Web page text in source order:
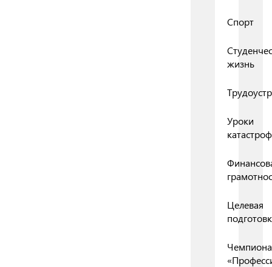
Спорт
жизнь
Уроки
Целевая